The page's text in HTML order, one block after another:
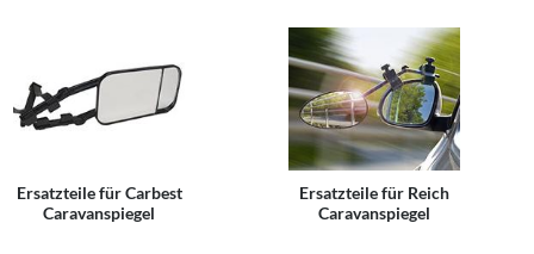
Ersatzteile für Carbest
Caravanspiegel
Ersatzteile für Reich
Caravanspiegel